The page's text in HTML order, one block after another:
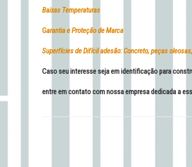
Baixas Temperaturas
Garantia e Proteção de Marca
Superfícies de Difícil adesão: Concreto, peças
Caso seu interesse seja em identificação para
entre em contato com nossa empresa dedicada a